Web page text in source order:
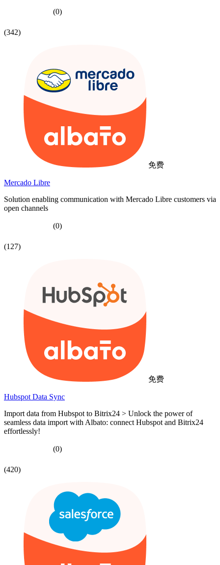
(0)
(342)
免费
Mercado Libre
Solution enabling communication with Mercado Libre customers via
open channels
(0)
(127)
免费
Hubspot Data Sync
Import data from Hubspot to Bitrix24 > Unlock the power of
seamless data import with Albato: connect Hubspot and Bitrix24
effortlessly!
(0)
(420)